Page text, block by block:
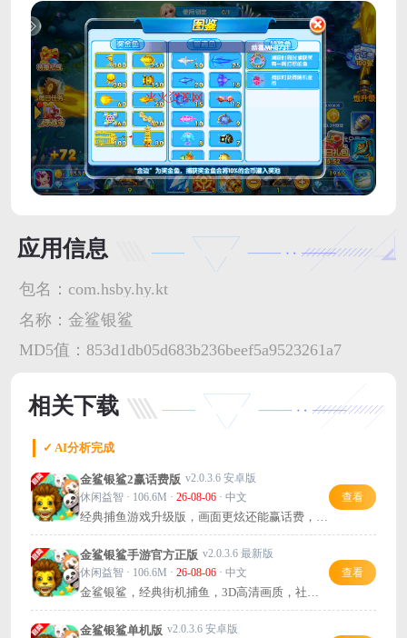
应用信息
包名： com.hsby.hy.kt
名称： 金鲨银鲨
MD5值： 853d1db05d683b236beef5a9523261a7
相关下载
✓ AI分析完成
金鲨银鲨2赢话费版 v2.0.3.6 安卓版
休闲益智 · 106.6M · 26-08-06· 中文
经典捕鱼游戏升级版，画面更炫还能赢话费，值
得一试！
查看
金鲨银鲨手游官方正版 v2.0.3.6 最新版
休闲益智 · 106.6M · 26-08-06· 中文
金鲨银鲨，经典街机捕鱼，3D高清画质，社交
竞技两不误，快来下载！
查看
金鲨银鲨单机版 v2.0.3.6 安卓版